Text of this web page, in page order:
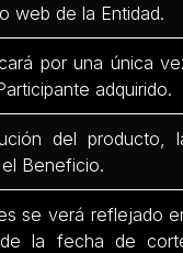
web de la Entidad.
por una única
adquirido.
del producto,
Beneficio.
se verá reflejado
la fecha de